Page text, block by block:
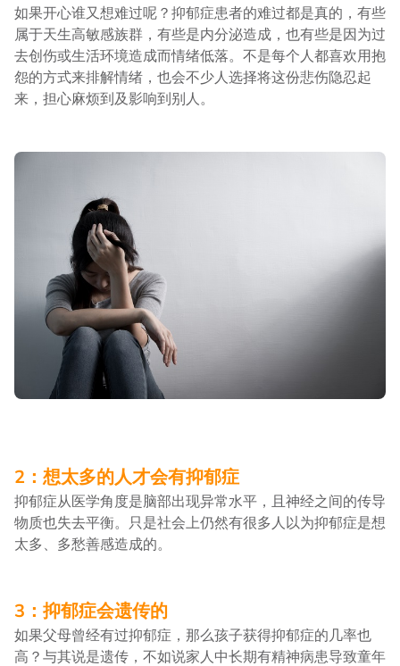
如果开心谁又想难过呢？抑郁症患者的难过都是真的，有些
属于天生高敏感族群，有些是内分泌造成，也有些是因为过
去创伤或生活环境造成而情绪低落。不是每个人都喜欢用抱
怨的方式来排解情绪，也会不少人选择将这份悲伤隐忍起
来，担心麻烦到及影响到别人。
2：想太多的人才会有抑郁症
抑郁症从医学角度是脑部出现异常水平，且神经之间的传导
物质也失去平衡。只是社会上仍然有很多人以为抑郁症是想
太多、多愁善感造成的。
3：抑郁症会遗传的
如果父母曾经有过抑郁症，那么孩子获得抑郁症的几率也
高？与其说是遗传，不如说家人中长期有精神病患导致童年